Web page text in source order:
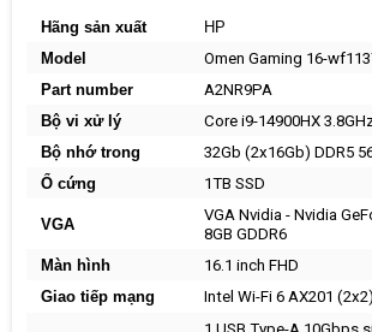
Hãng sản xuất
HP
Model
Omen Gaming 16-
Part number
A2NR9PA
Bộ vi xử lý
Core i9-14900HX
Bộ nhớ trong
32Gb (2x16Gb) DDR5
Ổ cứng
1TB SSD
VGA
VGA Nvidia - Nvidia
8GB GDDR6
Màn hình
16.1 inch FHD
Giao tiếp mạng
Intel Wi-Fi 6 AX201